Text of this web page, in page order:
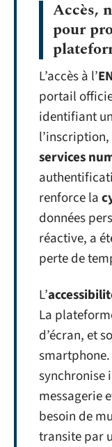
Accès,
pour
L’accès à l’
portail
identifiant
l’inscription,
services
renforce la
données
réactive, a
perte de
L’
La
d’écran, et
smartphone.
synchronise
messagerie
besoin de
transite par